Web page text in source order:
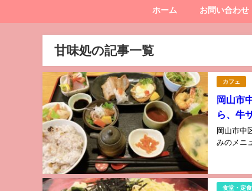
ホーム お問い合わせ
甘味処の記事一覧
カフェ
岡山市
ら、牛
岡山市中
みのメニ
食堂・定食